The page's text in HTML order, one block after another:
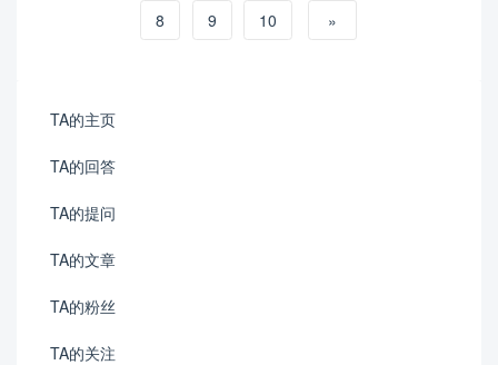
8
9 10 »
TA的主页
TA的回答
TA的提问
TA的文章
TA的粉丝
TA的关注